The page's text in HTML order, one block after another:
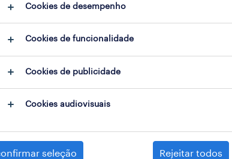
a Randstad apresenta o
Cookies de desempenho
Cookies de funcionalidade
Cookies de publicidade
Cookies audiovisuais
seleção Rejeitar todos